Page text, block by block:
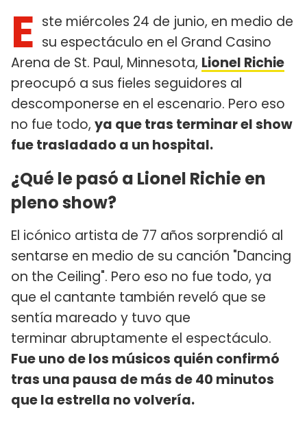
E ste miércoles 24 de junio, en medio de
su espectáculo en el Grand Casino
Arena de St. Paul, Minnesota, Lionel Richie
preocupó a sus fieles seguidores al
descomponerse en el escenario. Pero eso
no fue todo, ya que tras terminar el show
fue trasladado a un hospital.
¿Qué le pasó a Lionel Richie en
pleno show?
El icónico artista de 77 años sorprendió al
sentarse en medio de su canción "Dancing
on the Ceiling". Pero eso no fue todo, ya
que el cantante también reveló que se
sentía mareado y tuvo que
terminar abruptamente el espectáculo.
Fue uno de los músicos quién confirmó
tras una pausa de más de 40 minutos
que la estrella no volvería.